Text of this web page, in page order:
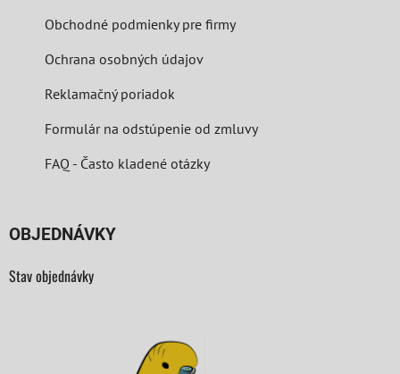
Obchodné podmienky pre firmy
Ochrana osobných údajov
Reklamačný poriadok
Formulár na odstúpenie od zmluvy
FAQ - Často kladené otázky
OBJEDNÁVKY
Stav objednávky